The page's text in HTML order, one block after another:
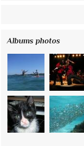
Albums photos